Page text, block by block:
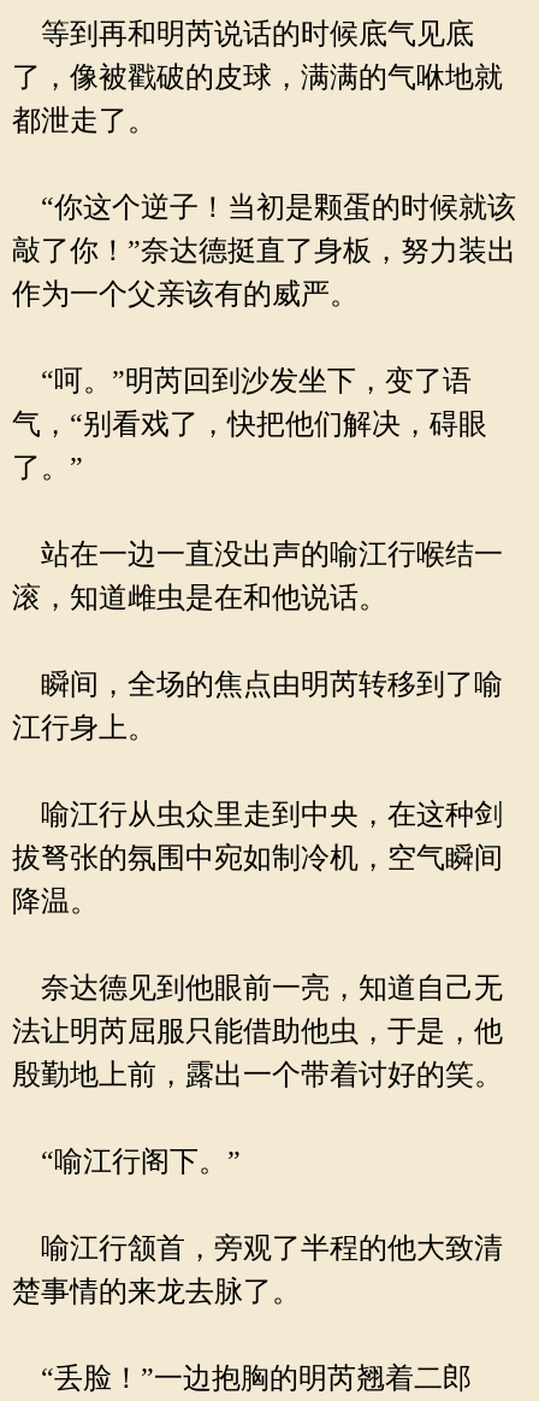
等到再和明芮说话的时候底气见底
了，像被戳破的皮球，满满的气咻地就
都泄走了。
“你这个逆子！当初是颗蛋的时候就该
敲了你！”奈达德挺直了身板，努力装出
作为一个父亲该有的威严。
“呵。”明芮回到沙发坐下，变了语
气，“别看戏了，快把他们解决，碍眼
了。”
站在一边一直没出声的喻江行喉结一
滚，知道雌虫是在和他说话。
瞬间，全场的焦点由明芮转移到了喻
江行身上。
喻江行从虫众里走到中央，在这种剑
拔弩张的氛围中宛如制冷机，空气瞬间
降温。
奈达德见到他眼前一亮，知道自己无
法让明芮屈服只能借助他虫，于是，他
殷勤地上前，露出一个带着讨好的笑。
“喻江行阁下。”
喻江行颔首，旁观了半程的他大致清
楚事情的来龙去脉了。
“丢脸！”一边抱胸的明芮翘着二郎